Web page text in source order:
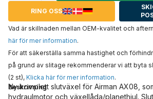
RING OSS
Vad är skillnaden mellan OEM-kvalitet och
här för mer information.
För att säkerställa samma hastighet och
på grund av slitage rekommenderar vi att byta
(2 st), Klicka här för mer information.
Beskrivning
Ny komplett slutväxel för Airman AX08,
hydraulmotor och växellåda/planethjul.